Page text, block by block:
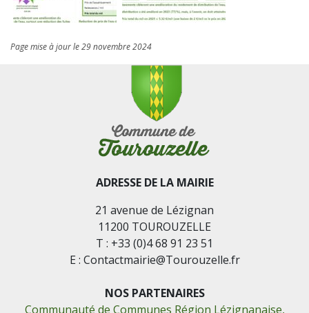
Page mise à jour le 29 novembre 2024
ADRESSE DE LA MAIRIE
21 avenue de Lézignan
11200 TOUROUZELLE
T : +33 (0)4 68 91 23 51
E : Contactmairie@Tourouzelle.fr
NOS PARTENAIRES
Communauté de Communes Région Lézignanaise,